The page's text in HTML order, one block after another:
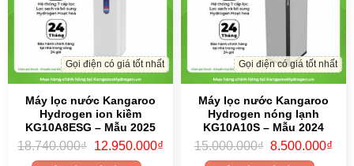
Gọi điện có giá tốt nhất
Máy lọc nước Kangaroo
Hydrogen ion kiềm
KG10A8ESG – Mẫu 2025
18.740.000₫ Original
12.950.000₫Current
Gọi điện có giá tốt nhất
Máy lọc nước Kangaroo
Hydrogen nóng lạnh
KG10A10S – Mẫu 2024
15.000.000₫ Original
8.500.000₫